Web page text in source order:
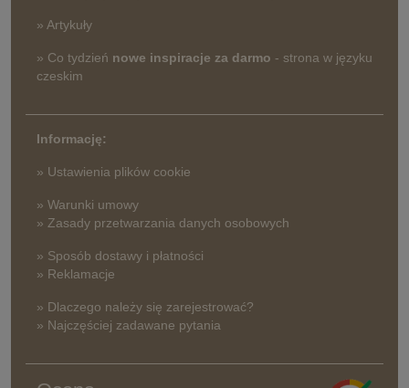
» Artykuły
» Co tydzień nowe inspiracje za darmo - strona w języku
czeskim
Informację:
» Ustawienia plików cookie
» Warunki umowy
» Zasady przetwarzania danych osobowych
» Sposób dostawy i płatności
» Reklamacje
» Dlaczego należy się zarejestrować?
» Najczęściej zadawane pytania